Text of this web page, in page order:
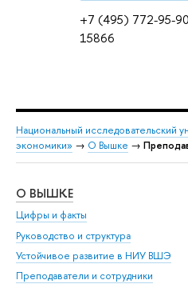
+7 (495) 772-95-90
15866
Национальный исследовательский
экономики» → О Вышке →
О ВЫШКЕ
Цифры и факты
Руководство и структура
Устойчивое развитие в НИУ ВШЭ
Преподаватели и сотрудники